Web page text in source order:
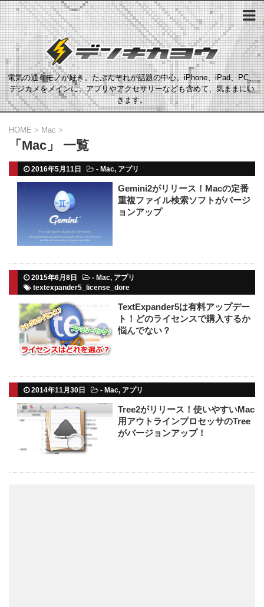
電気の通うモノが好き。たぶんそれが話題の中心。iPhone、iPad、PC、
デジカメをメインに、アプリやアクセサリーなども含めて、気ままにい
きます。
HOME > Mac >
「Mac」 一覧
2016年5月11日 - Mac, アプリ
Gemini2がリリース！Macの定番
重複ファイル検索ソフトがバージ
ョンアップ
2015年6月8日 - Mac, アプリ
textexpander5_license_dore
TextExpander5は有料アップデー
ト！どのライセンスで購入するか
悩んでない？
2014年11月30日 - Mac, アプリ
Tree2がリリース！使いやすいMac
用アウトラインプロセッサのTree
がバージョンアップ！